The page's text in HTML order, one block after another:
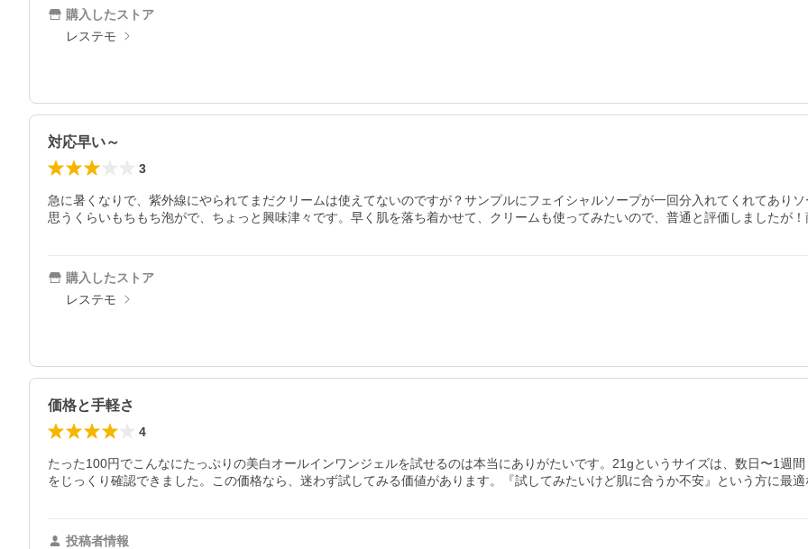
購入したストア
レステモ
対応早い～
3
急に暑くなりで、紫外線にやられてまだクリームは使えてないのですが？サンプルにフェイシャルソープが一回分入れてくれてあり
思うくらいもちもち泡がで、ちょっと興味津々です。早く肌を落ち着かせて、クリームも使ってみたいので、普通と評価しましたが
購入したストア
レステモ
価格と手軽さ
4
たった100円でこんなにたっぷりの美白オールインワンジェルを試せるのは本当にありがたいです。21gというサイズは、数日〜1週
をじっくり確認できました。この価格なら、迷わず試してみる価値があります。『試してみたいけど肌に合うか不安』という方に最適
投稿者情報